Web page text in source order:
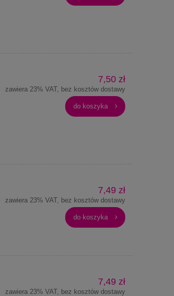
7,50 zł
zawiera 23% VAT, bez kosztów dostawy
do koszyka
7,49 zł
zawiera 23% VAT, bez kosztów dostawy
do koszyka
7,49 zł
zawiera 23% VAT, bez kosztów dostawy